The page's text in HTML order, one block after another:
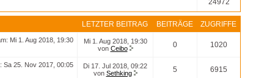
24972
LETZTER BEITRAG BEITRÄGE
ZUGRIFFE
Mi 1. Aug 2018, 19:30
Mi 1. Aug 2018, 19:30
von Ceibo 0 1020
Sa 25. Nov 2017, 00:05
Di 17. Jul 2018, 09:22
von Sethking 5 6915